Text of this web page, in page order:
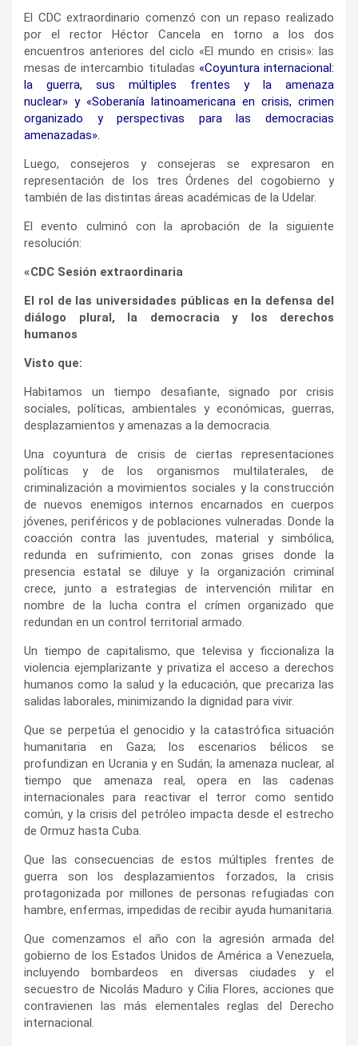
El CDC extraordinario comenzó con un repaso realizado
por el rector Héctor Cancela en torno a los dos
encuentros anteriores del ciclo «El mundo en crisis»: las
mesas de intercambio tituladas «Coyuntura internacional:
la guerra, sus múltiples frentes y la amenaza
nuclear» y «Soberanía latinoamericana en crisis, crimen
organizado y perspectivas para las democracias
amenazadas».
Luego, consejeros y consejeras se expresaron en
representación de los tres Órdenes del cogobierno y
también de las distintas áreas académicas de la Udelar.
El evento culminó con la aprobación de la siguiente
resolución:
«CDC Sesión extraordinaria
El rol de las universidades públicas en la defensa del
diálogo plural, la democracia y los derechos
humanos
Visto que:
Habitamos un tiempo desafiante, signado por crisis
sociales, políticas, ambientales y económicas, guerras,
desplazamientos y amenazas a la democracia.
Una coyuntura de crisis de ciertas representaciones
políticas y de los organismos multilaterales, de
criminalización a movimientos sociales y la construcción
de nuevos enemigos internos encarnados en cuerpos
jóvenes, periféricos y de poblaciones vulneradas. Donde la
coacción contra las juventudes, material y simbólica,
redunda en sufrimiento, con zonas grises donde la
presencia estatal se diluye y la organización criminal
crece, junto a estrategias de intervención militar en
nombre de la lucha contra el crímen organizado que
redundan en un control territorial armado.
Un tiempo de capitalismo, que televisa y ficcionaliza la
violencia ejemplarizante y privatiza el acceso a derechos
humanos como la salud y la educación, que precariza las
salidas laborales, minimizando la dignidad para vivir.
Que se perpetúa el genocidio y la catastrófica situación
humanitaria en Gaza; los escenarios bélicos se
profundizan en Ucrania y en Sudán; la amenaza nuclear, al
tiempo que amenaza real, opera en las cadenas
internacionales para reactivar el terror como sentido
común, y la crisis del petróleo impacta desde el estrecho
de Ormuz hasta Cuba.
Que las consecuencias de estos múltiples frentes de
guerra son los desplazamientos forzados, la crisis
protagonizada por millones de personas refugiadas con
hambre, enfermas, impedidas de recibir ayuda humanitaria.
Que comenzamos el año con la agresión armada del
gobierno de los Estados Unidos de América a Venezuela,
incluyendo bombardeos en diversas ciudades y el
secuestro de Nicolás Maduro y Cilia Flores, acciones que
contravienen las más elementales reglas del Derecho
internacional.